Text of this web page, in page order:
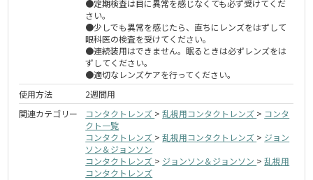
●定期検査は目に異常を感じなくても必ず受けてくだ
さい。
●少しでも異常を感じたら、直ちにレンズをはずして
眼科医の検査を受けてください。
●連続装用はできません。眠るときは必ずレンズをは
ずしてください。
●適切なレンズケアを行ってください。
使用方法
2週間用
関連カテゴリー
コンタクトレンズ >乱視用コンタクトレンズ > コンタ
クト一覧
コンタクトレンズ >乱視用コンタクトレンズ > ジョン
ソン＆ジョンソン
コンタクトレンズ > ジョンソン＆ジョンソン >乱視用
コンタクトレンズ